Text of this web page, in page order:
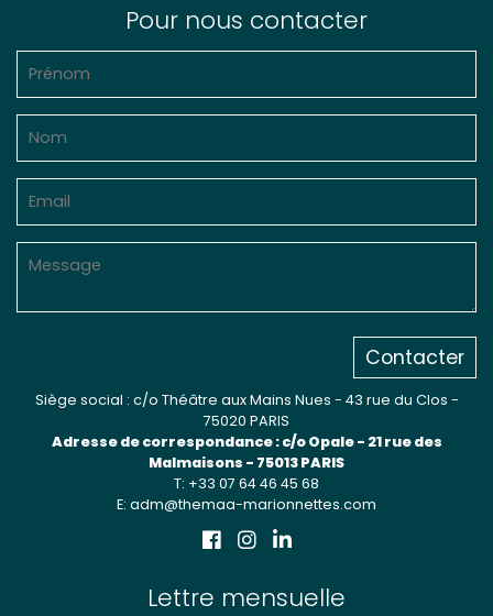
Pour nous contacter
Contacter
Siège social : c/o Théâtre aux Mains Nues - 43 rue du Clos -
75020 PARIS
Adresse de correspondance : c/o Opale - 21 rue des
Malmaisons - 75013 PARIS
T: +33 07 64 46 45 68
E: adm@themaa-marionnettes.com
Lettre mensuelle